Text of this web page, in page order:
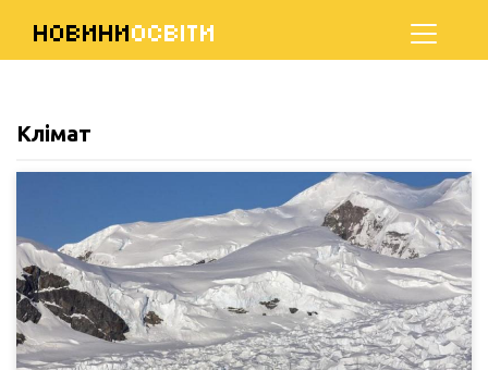
НОВИНИОСВІТИ
Клімат